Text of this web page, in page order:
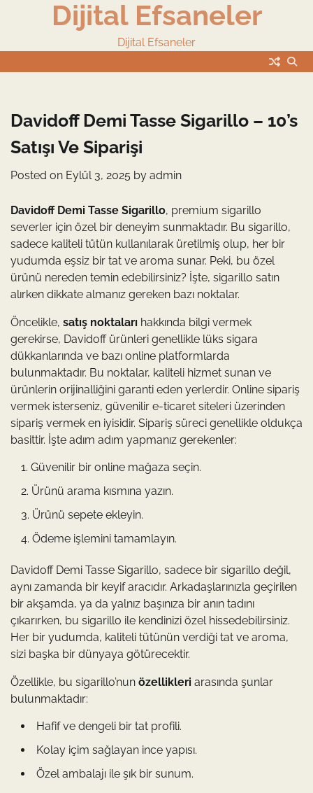
Dijital Efsaneler
Dijital Efsaneler
Davidoff Demi Tasse Sigarillo – 10’s
Satışı Ve Siparişi
Posted on Eylül 3, 2025 by admin
Davidoff Demi Tasse Sigarillo, premium sigarillo
severler için özel bir deneyim sunmaktadır. Bu sigarillo,
sadece kaliteli tütün kullanılarak üretilmiş olup, her bir
yudumda eşsiz bir tat ve aroma sunar. Peki, bu özel
ürünü nereden temin edebilirsiniz? İşte, sigarillo satın
alırken dikkate almanız gereken bazı noktalar.
Öncelikle, satış noktaları hakkında bilgi vermek
gerekirse, Davidoff ürünleri genellikle lüks sigara
dükkanlarında ve bazı online platformlarda
bulunmaktadır. Bu noktalar, kaliteli hizmet sunan ve
ürünlerin orijinalliğini garanti eden yerlerdir. Online sipariş
vermek isterseniz, güvenilir e-ticaret siteleri üzerinden
sipariş vermek en iyisidir. Sipariş süreci genellikle oldukça
basittir. İşte adım adım yapmanız gerekenler:
Güvenilir bir online mağaza seçin.
Ürünü arama kısmına yazın.
Ürünü sepete ekleyin.
Ödeme işlemini tamamlayın.
Davidoff Demi Tasse Sigarillo, sadece bir sigarillo değil,
aynı zamanda bir keyif aracıdır. Arkadaşlarınızla geçirilen
bir akşamda, ya da yalnız başınıza bir anın tadını
çıkarırken, bu sigarillo ile kendinizi özel hissedebilirsiniz.
Her bir yudumda, kaliteli tütünün verdiği tat ve aroma,
sizi başka bir dünyaya götürecektir.
Özellikle, bu sigarillo’nun özellikleri arasında şunlar
bulunmaktadır:
Hafif ve dengeli bir tat profili.
Kolay içim sağlayan ince yapısı.
Özel ambalajı ile şık bir sunum.